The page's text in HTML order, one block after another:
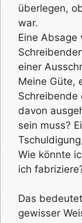
überlegen,
war.
Eine Absage
einer
Meine Güte,
Schreibende
davon
sein muss?
Wie könnte
ich
Das
gewisser